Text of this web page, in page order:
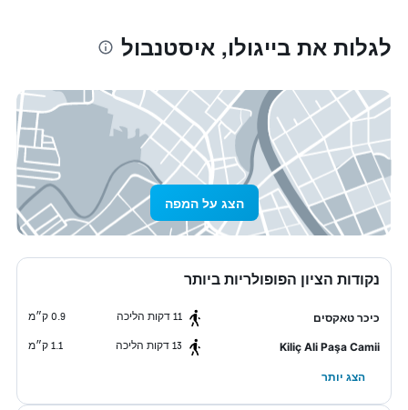
לגלות את בייגולו, איסטנבול
הצג על המפה
נקודות הציון הפופולריות ביותר
כיכר טאקסים 11 דקות הליכה 0.9 ק״מ
Kiliç Ali Paşa Camii 13 דקות הליכה 1.1 ק״מ
הצג יותר